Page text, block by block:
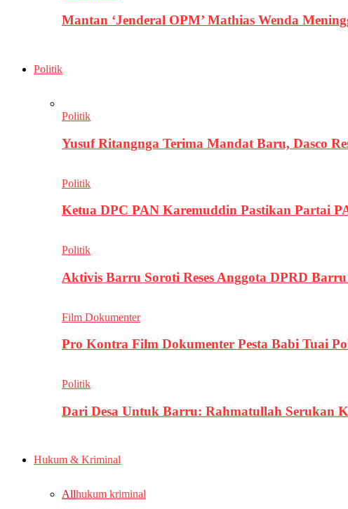
Mantan ‘Jenderal OPM’ Mathias Wenda
Politik
Politik
Yusuf Ritangnga Terima Mandat Baru, Dasco
Politik
Ketua DPC PAN Karemuddin Pastikan Partai
Politik
Aktivis Barru Soroti Reses Anggota DPRD
Film Dokumenter
Pro Kontra Film Dokumenter Pesta Babi Tuai
Politik
Dari Desa Untuk Barru: Rahmatullah Serukan
Hukum & Kriminal
Allhukum kriminal